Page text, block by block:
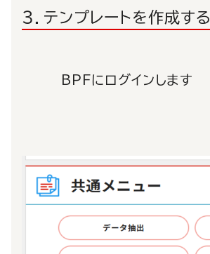
３．テンプレートを作成する
BPFにログインします